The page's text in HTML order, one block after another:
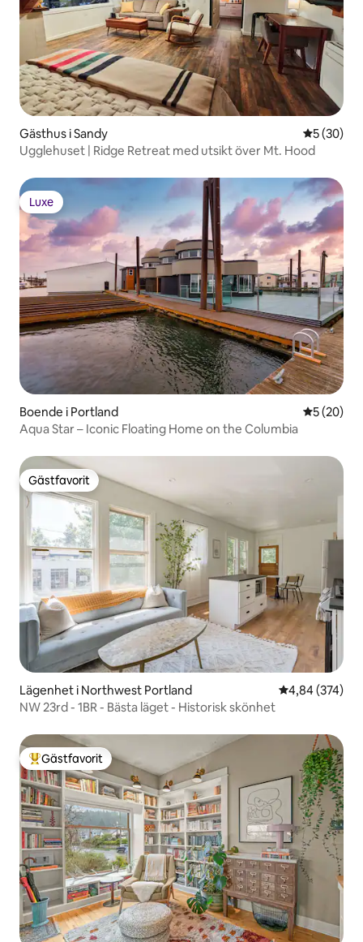
Gästhus i Sandy 5 av 5 i
5 (30)
Ugglehuset | Ridge Retreat med utsikt över Mt. Hood
Luxe
Luxe
Boende i Portland 5 av 5 i
5 (20)
Aqua Star – Iconic Floating Home on the Columbia
Gästfavorit
Gästfavorit
Lägenhet i Northwest Portland 4,84 av 5 i
4,84 (374)
NW 23rd - 1BR - Bästa läget - Historisk skönhet
Populär gästfavorit
Gästfavorit